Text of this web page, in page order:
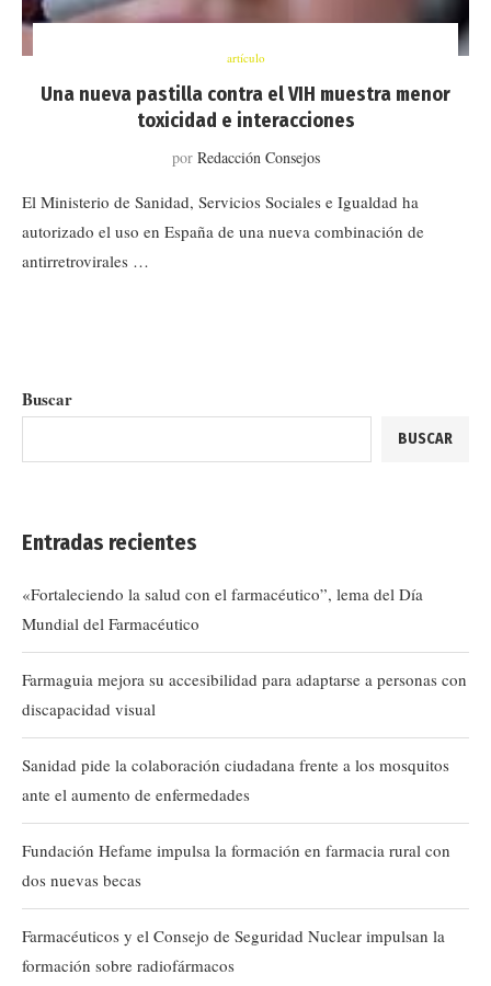
artículo
Una nueva pastilla contra el VIH muestra menor
toxicidad e interacciones
por Redacción Consejos
El Ministerio de Sanidad, Servicios Sociales e Igualdad ha
autorizado el uso en España de una nueva combinación de
antirretrovirales …
Buscar
BUSCAR
Entradas recientes
«Fortaleciendo la salud con el farmacéutico”, lema del Día
Mundial del Farmacéutico
Farmaguia mejora su accesibilidad para adaptarse a personas con
discapacidad visual
Sanidad pide la colaboración ciudadana frente a los mosquitos
ante el aumento de enfermedades
Fundación Hefame impulsa la formación en farmacia rural con
dos nuevas becas
Farmacéuticos y el Consejo de Seguridad Nuclear impulsan la
formación sobre radiofármacos